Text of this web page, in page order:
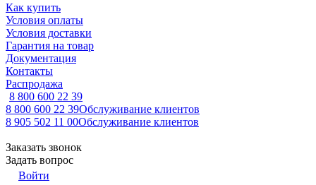
Как купить
Условия оплаты
Условия доставки
Гарантия на товар
Документация
Контакты
Распродажа
8 800 600 22 39
8 800 600 22 39Обслуживание клиентов
8 905 502 11 00Обслуживание клиентов
Заказать звонок
Задать вопрос
Войти